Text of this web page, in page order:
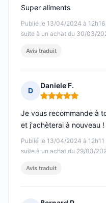
Publié le 13/04/2024 à 12h16
suite à un achat du 30/03/
Super aliments
Avis traduit
D
Daniele F.
Note : 5 sur 5
Publié le 13/04/2024 à 12h11
suite à un achat du 29/03/
Je vous recommande à
et j'achèterai à nouveau !
Avis traduit